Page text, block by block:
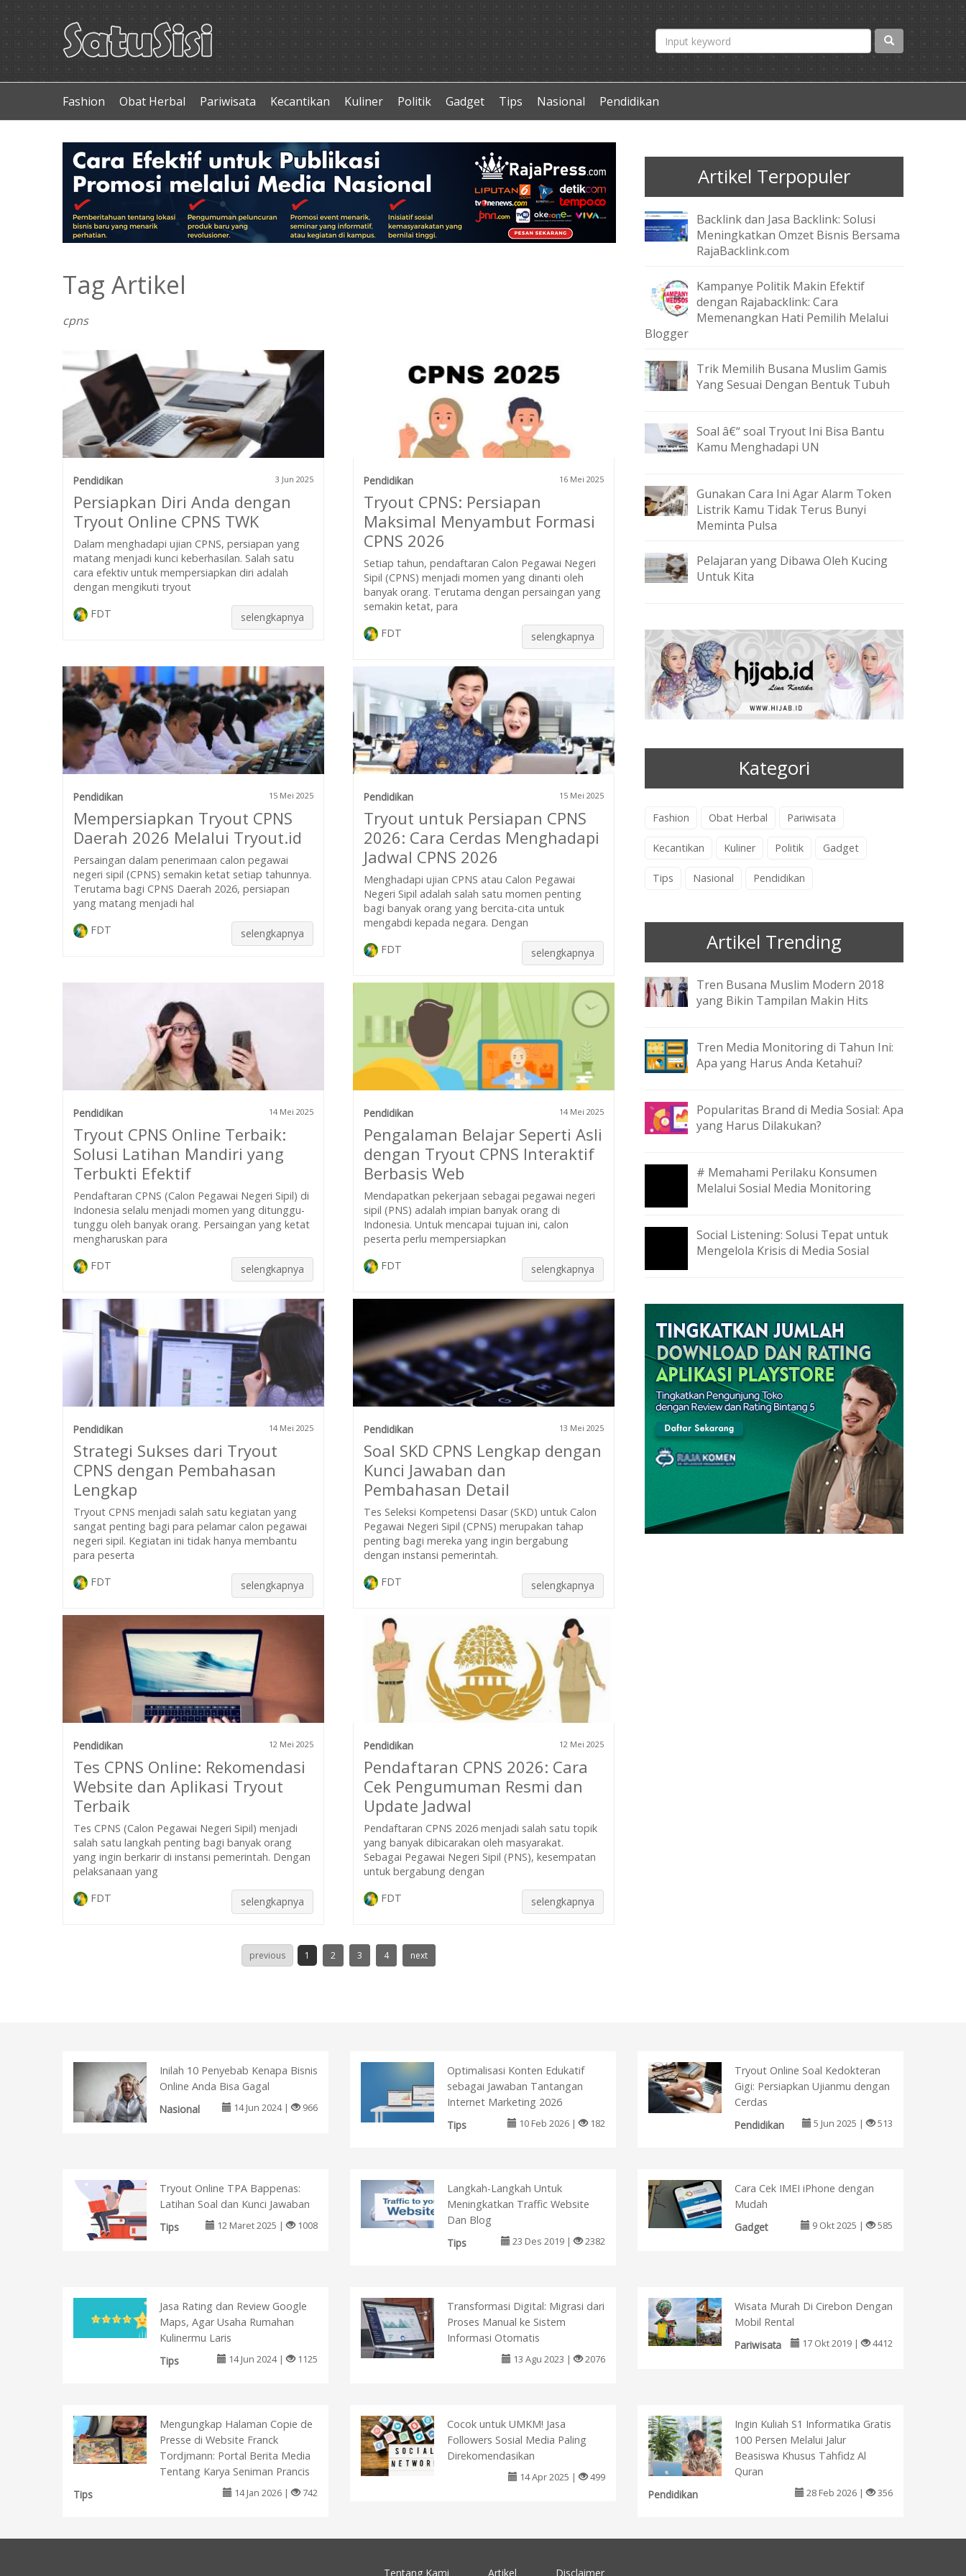
Fashion Obat Herbal Pariwisata Kecantikan Kuliner Politik Gadget Tips Nasional Pendidikan
Tag Artikel
cpns
Pendidikan 3 Jun 2025
Persiapkan Diri Anda dengan
Tryout Online CPNS TWK
Dalam menghadapi ujian CPNS, persiapan yang
matang menjadi kunci keberhasilan. Salah satu
cara efektiv untuk mempersiapkan diri adalah
dengan mengikuti tryout
FDT
selengkapnya
Pendidikan 16 Mei 2025
Tryout CPNS: Persiapan
Maksimal Menyambut Formasi
CPNS 2026
Setiap tahun, pendaftaran Calon Pegawai Negeri
Sipil (CPNS) menjadi momen yang dinanti oleh
banyak orang. Terutama dengan persaingan yang
semakin ketat, para
FDT
selengkapnya
Pendidikan 15 Mei 2025
Mempersiapkan Tryout CPNS
Daerah 2026 Melalui Tryout.id
Persaingan dalam penerimaan calon pegawai
negeri sipil (CPNS) semakin ketat setiap tahunnya.
Terutama bagi CPNS Daerah 2026, persiapan
yang matang menjadi hal
FDT
selengkapnya
Pendidikan 15 Mei 2025
Tryout untuk Persiapan CPNS
2026: Cara Cerdas Menghadapi
Jadwal CPNS 2026
Menghadapi ujian CPNS atau Calon Pegawai
Negeri Sipil adalah salah satu momen penting
bagi banyak orang yang bercita-cita untuk
mengabdi kepada negara. Dengan
FDT
selengkapnya
Pendidikan 14 Mei 2025
Tryout CPNS Online Terbaik:
Solusi Latihan Mandiri yang
Terbukti Efektif
Pendaftaran CPNS (Calon Pegawai Negeri Sipil) di
Indonesia selalu menjadi momen yang ditunggu-
tunggu oleh banyak orang. Persaingan yang ketat
mengharuskan para
FDT
selengkapnya
Pendidikan 14 Mei 2025
Pengalaman Belajar Seperti Asli
dengan Tryout CPNS Interaktif
Berbasis Web
Mendapatkan pekerjaan sebagai pegawai negeri
sipil (PNS) adalah impian banyak orang di
Indonesia. Untuk mencapai tujuan ini, calon
peserta perlu mempersiapkan
FDT
selengkapnya
Pendidikan 14 Mei 2025
Strategi Sukses dari Tryout
CPNS dengan Pembahasan
Lengkap
Tryout CPNS menjadi salah satu kegiatan yang
sangat penting bagi para pelamar calon pegawai
negeri sipil. Kegiatan ini tidak hanya membantu
para peserta
FDT
selengkapnya
Pendidikan 13 Mei 2025
Soal SKD CPNS Lengkap dengan
Kunci Jawaban dan
Pembahasan Detail
Tes Seleksi Kompetensi Dasar (SKD) untuk Calon
Pegawai Negeri Sipil (CPNS) merupakan tahap
penting bagi mereka yang ingin bergabung
dengan instansi pemerintah.
FDT
selengkapnya
Pendidikan 12 Mei 2025
Tes CPNS Online: Rekomendasi
Website dan Aplikasi Tryout
Terbaik
Tes CPNS (Calon Pegawai Negeri Sipil) menjadi
salah satu langkah penting bagi banyak orang
yang ingin berkarir di instansi pemerintah. Dengan
pelaksanaan yang
FDT
selengkapnya
Pendidikan 12 Mei 2025
Pendaftaran CPNS 2026: Cara
Cek Pengumuman Resmi dan
Update Jadwal
Pendaftaran CPNS 2026 menjadi salah satu topik
yang banyak dibicarakan oleh masyarakat.
Sebagai Pegawai Negeri Sipil (PNS), kesempatan
untuk bergabung dengan
FDT
selengkapnya
previous 1 2 3 4 next
Artikel Terpopuler
Backlink dan Jasa Backlink: Solusi
Meningkatkan Omzet Bisnis Bersama
RajaBacklink.com
Kampanye Politik Makin Efektif
dengan Rajabacklink: Cara
Memenangkan Hati Pemilih Melalui
Blogger
Trik Memilih Busana Muslim Gamis
Yang Sesuai Dengan Bentuk Tubuh
Soal â€“ soal Tryout Ini Bisa Bantu
Kamu Menghadapi UN
Gunakan Cara Ini Agar Alarm Token
Listrik Kamu Tidak Terus Bunyi
Meminta Pulsa
Pelajaran yang Dibawa Oleh Kucing
Untuk Kita
Kategori
Fashion Obat Herbal Pariwisata
Kecantikan Kuliner Politik Gadget
Tips Nasional Pendidikan
Artikel Trending
Tren Busana Muslim Modern 2018
yang Bikin Tampilan Makin Hits
Tren Media Monitoring di Tahun Ini:
Apa yang Harus Anda Ketahui?
Popularitas Brand di Media Sosial: Apa
yang Harus Dilakukan?
# Memahami Perilaku Konsumen
Melalui Sosial Media Monitoring
Social Listening: Solusi Tepat untuk
Mengelola Krisis di Media Sosial
Inilah 10 Penyebab Kenapa Bisnis
Online Anda Bisa Gagal
Nasional
14 Jun 2024 | 966
Optimalisasi Konten Edukatif
sebagai Jawaban Tantangan
Internet Marketing 2026
Tips
10 Feb 2026 | 182
Tryout Online Soal Kedokteran
Gigi: Persiapkan Ujianmu dengan
Cerdas
Pendidikan
5 Jun 2025 | 513
Tryout Online TPA Bappenas:
Latihan Soal dan Kunci Jawaban
Tips
12 Maret 2025 | 1008
Langkah-Langkah Untuk
Meningkatkan Traffic Website
Dan Blog
Tips
23 Des 2019 | 2382
Cara Cek IMEI iPhone dengan
Mudah
Gadget
9 Okt 2025 | 585
Jasa Rating dan Review Google
Maps, Agar Usaha Rumahan
Kulinermu Laris
Tips
14 Jun 2024 | 1125
Transformasi Digital: Migrasi dari
Proses Manual ke Sistem
Informasi Otomatis
13 Agu 2023 | 2076
Wisata Murah Di Cirebon Dengan
Mobil Rental
Pariwisata
17 Okt 2019 | 4412
Mengungkap Halaman Copie de
Presse di Website Franck
Tordjmann: Portal Berita Media
Tentang Karya Seniman Prancis
Tips
14 Jan 2026 | 742
Cocok untuk UMKM! Jasa
Followers Sosial Media Paling
Direkomendasikan
14 Apr 2025 | 499
Ingin Kuliah S1 Informatika Gratis
100 Persen Melalui Jalur
Beasiswa Khusus Tahfidz Al
Quran
Pendidikan
28 Feb 2026 | 356
Tentang Kami Artikel Disclaimer